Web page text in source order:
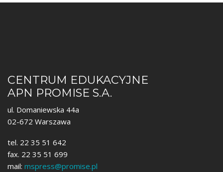
CENTRUM EDUKACYJNE
APN PROMISE S.A.
ul. Domaniewska 44a
02-672 Warszawa
tel. 22 35 51 642
fax. 22 35 51 699
mail: mspress@promise.pl